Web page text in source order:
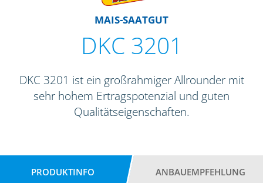
MAIS-SAATGUT
DKC 3201
DKC 3201 ist ein großrahmiger Allrounder mit
sehr hohem Ertragspotenzial und guten
Qualitätseigenschaften.
PRODUKTINFO ANBAUEMPFEHLUNG